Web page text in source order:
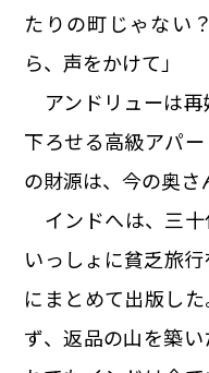
たりの町じゃない
ら、声をかけて」
アンドリューは再
下ろせる高級アパ
の財源は、今の奥さ
インドへは、三十
いっしょに貧乏旅
にまとめて出版し
ず、返品の山を築